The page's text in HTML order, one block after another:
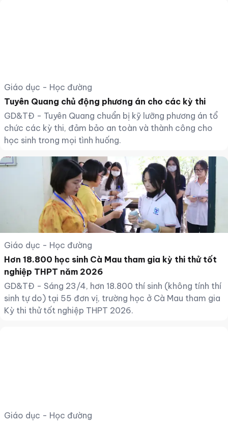
Giáo dục - Học đường
Tuyên Quang chủ động phương án cho các kỳ thi
GD&TĐ - Tuyên Quang chuẩn bị kỹ lưỡng phương án tổ
chức các kỳ thi, đảm bảo an toàn và thành công cho
học sinh trong mọi tình huống.
Giáo dục - Học đường
Hơn 18.800 học sinh Cà Mau tham gia kỳ thi thử tốt
nghiệp THPT năm 2026
GD&TĐ - Sáng 23/4, hơn 18.800 thí sinh (không tính thí
sinh tự do) tại 55 đơn vị, trường học ở Cà Mau tham gia
Kỳ thi thử tốt nghiệp THPT 2026.
Giáo dục - Học đường